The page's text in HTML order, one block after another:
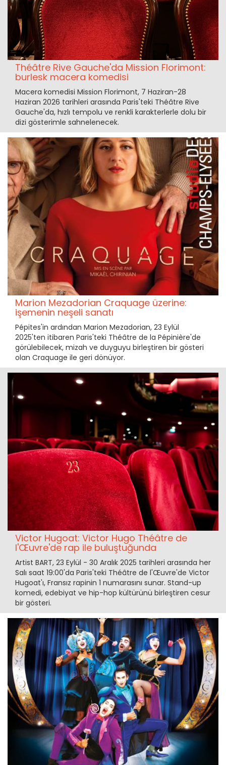
Théâtre Rive Gauche'da Mission Florimont:
burlesk macera komedisi
Macera komedisi Mission Florimont, 7 Haziran-28
Haziran 2026 tarihleri arasında Paris'teki Théâtre Rive
Gauche'da, hızlı tempolu ve renkli karakterlerle dolu bir
dizi gösterimle sahnelenecek.
Marion Mezadorian Craquage üzerine:
işemenin neşeli sanatı
Pépites'in ardından Marion Mezadorian, 23 Eylül
2025'ten itibaren Paris'teki Théâtre de la Pépinière'de
görülebilecek, mizah ve duyguyu birleştiren bir gösteri
olan Craquage ile geri dönüyor.
Victor Hugoat: Victor Hugo Théâtre de
l'Œuvre'de rap ile buluştuğunda
Artist BART, 23 Eylül - 30 Aralık 2025 tarihleri arasında her
Salı saat 19:00'da Paris'teki Théâtre de l'Œuvre'de Victor
Hugoat'ı, Fransız rapinin 1 numarasını sunar. Stand-up
komedi, edebiyat ve hip-hop kültürünü birleştiren cesur
bir gösteri.